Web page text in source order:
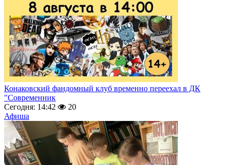
Конаковский фандомный клуб временно переехал в ДК
"Современник
Сегодня: 14:42
20
Афиша